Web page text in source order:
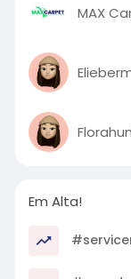
MAX
Em Alta!